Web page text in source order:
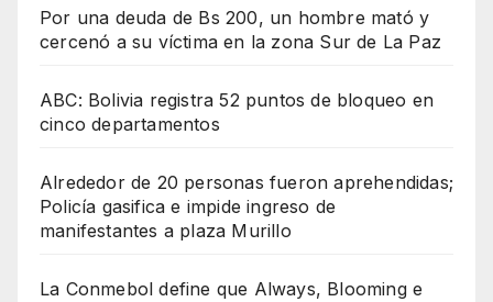
Por una deuda de Bs 200, un hombre mató y
cercenó a su víctima en la zona Sur de La Paz
ABC: Bolivia registra 52 puntos de bloqueo en
cinco departamentos
Alrededor de 20 personas fueron aprehendidas;
Policía gasifica e impide ingreso de
manifestantes a plaza Murillo
La Conmebol define que Always, Blooming e